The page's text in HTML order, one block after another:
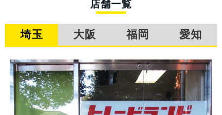
店舗一覧
埼玉 大阪 福岡 愛知